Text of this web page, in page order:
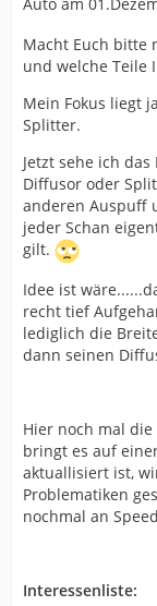
Macht Euch bitte
und welche Teile
Mein Fokus liegt
Splitter.
Jetzt sehe ich
Diffusor oder
anderen Auspuff
jeder Schan
gilt.
Idee ist
recht tief
lediglich die
dann seinen
Hier noch mal
bringt es auf
aktuallisiert ist,
Problematiken
nochmal an
Interessenliste: